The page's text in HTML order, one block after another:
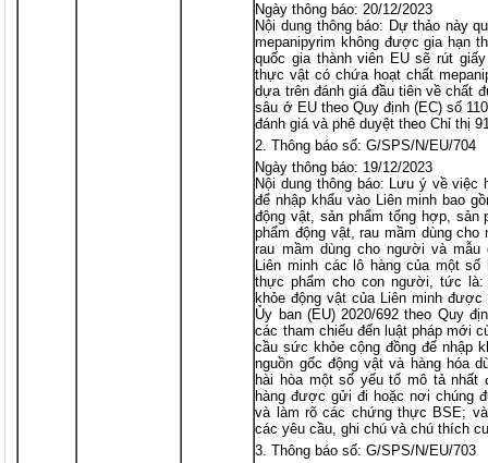
Ngày thông báo: 20/12/2023
Nội dung thông báo: Dự thảo này
mepanipyrim không được gia hạn
quốc gia thành viên EU sẽ rút
thực vật có chứa hoạt chất
dựa trên đánh giá đầu tiên về chất
sâu ở EU theo Quy định (EC) số
đánh giá và phê duyệt theo Chỉ thị
Thông báo số: G/SPS/N/EU/704
Ngày thông báo: 19/12/2023
Nội dung thông báo: Lưu ý về việc
để nhập khẩu vào Liên minh bao
động vật, sản phẩm tổng hợp,
phẩm động vật, rau mầm dùng
rau mầm dùng cho người và mẫu
Liên minh các lô hàng của một
thực phẩm cho con người, tức
khỏe động vật của Liên minh
Ủy ban (EU) 2020/692 theo Quy
các tham chiếu đến luật pháp mới
cầu sức khỏe cộng đồng để nhập
nguồn gốc động vật và hàng hóa
hài hòa một số yếu tố mô tả
hàng được gửi đi hoặc nơi chúng
và làm rõ các chứng thực BSE;
các yêu cầu, ghi chú và chú thích
Thông báo số: G/SPS/N/EU/703